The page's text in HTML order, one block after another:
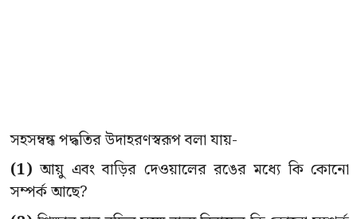
সহসম্বন্ধ পদ্ধতির উদাহরণস্বরূপ বলা যায়-
(1)আয়ু এবং বাড়ির দেওয়ালের রঙের মধ্যে কি কোনো
সম্পর্ক আছে?